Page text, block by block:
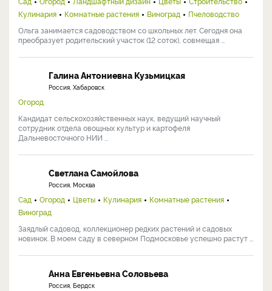
Кулинария
Комнатные растения Виноград
Пчеловодство
Ольга занимается садоводством со школьных лет. Сегодня она
преобразует родительский участок (12 соток), совмещая ...
Галина Антониевна Кузьмицкая
Россия, Хабаровск
Огород
Кандидат сельскохозяйственных наук, ведущий научный
сотрудник отдела овощных культур и картофеля
Дальневосточного НИИ ...
Светлана Самойлова
Россия, Москва
Сад Огород Цветы Кулинария
Комнатные растения
Виноград
Заядлый садовод, коллекционер редких растений и садовых
новинок. В моем саду в северном Подмосковье успешно растут ...
Анна Евгеньевна Соловьева
Россия, Бердск